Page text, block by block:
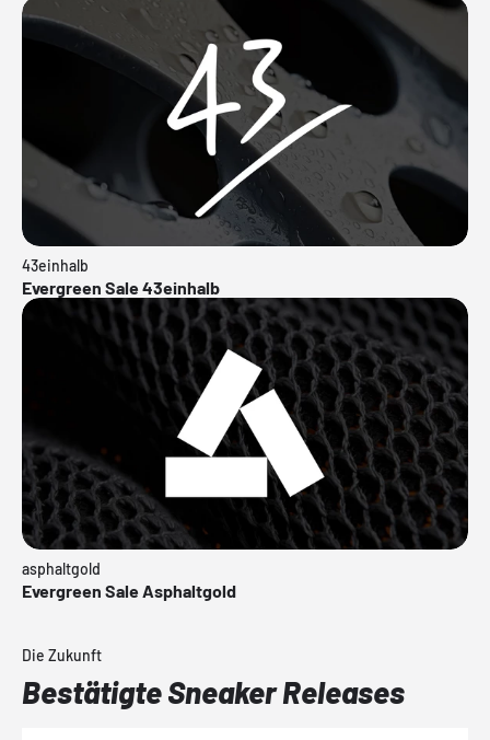
43einhalb
Evergreen Sale 43einhalb
asphaltgold
Evergreen Sale Asphaltgold
Die Zukunft
Bestätigte Sneaker Releases